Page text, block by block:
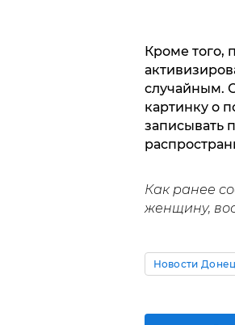
Кроме того,
случайным.
картинку о
записывать
Как ранее
женщину,
Новости